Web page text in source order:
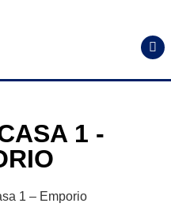
1 -
1 – Emporio